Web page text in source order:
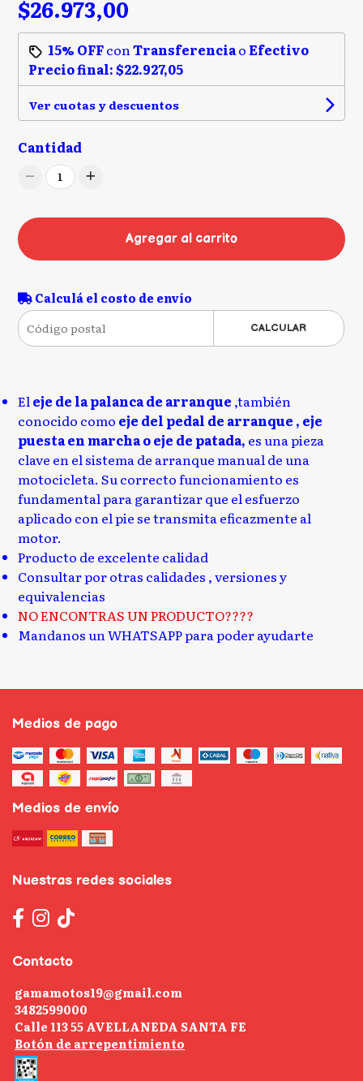
$26.973,00
15% OFFconTransferenciao Efectivo
Precio final:$22.927,05
Ver cuotas y descuentos
Cantidad
1
Agregar al carrito
Calculá el costo de envío
CALCULAR
Eleje de la palanca de arranque ,también
conocido como eje del pedal de arranque , eje
puesta en marcha o eje de patada, es una pieza
clave en el sistema de arranque manual de una
motocicleta. Su correcto funcionamiento es
fundamental para garantizar que el esfuerzo
aplicado con el pie se transmita eficazmente al
motor.
Producto de excelente calidad
Consultar por otras calidades , versiones y
equivalencias
NO ENCONTRAS UN PRODUCTO????
Mandanos un WHATSAPP para poder ayudarte
Medios de pago
Medios de envío
Nuestras redes sociales
Contacto
gamamotos19@gmail.com
3482599000
Calle 113 55 AVELLANEDA SANTA FE
Botón de arrepentimiento